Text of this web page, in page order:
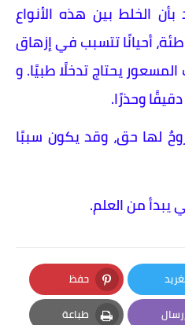
الخلط بين هذه الأنواع
أحيانًا تتسبب في إزهاق
يحتاج تدخلًا طبيًا. و
وحذرًا.
لها حق، وقد يكون سببًا
يبدأ من العلم.
حفظ
Pinterest
طباعة